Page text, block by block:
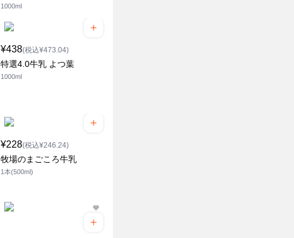
1000ml
¥438(税込¥473.04)
特選4.0牛乳 よつ葉
1000ml
¥228(税込¥246.24)
牧場のまごころ牛乳
1本(500ml)